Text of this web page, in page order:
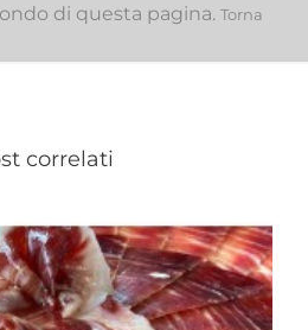
di questa pagina. Torna
correlati